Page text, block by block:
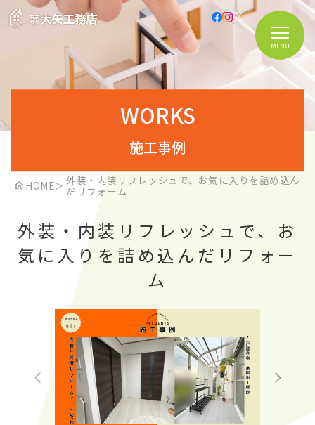
MENU
WORKS
施工事例
HOME＞ 外装・内装リフレッシュで、お気に入りを詰め込ん
だリフォーム
外装・内装リフレッシュで、お
気に入りを詰め込んだリフォー
ム